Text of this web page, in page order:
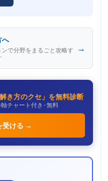
へ
で分野をまるごと攻略す
→
き方のクセ」を無料診断
軸チャート付き · 無料
受ける →